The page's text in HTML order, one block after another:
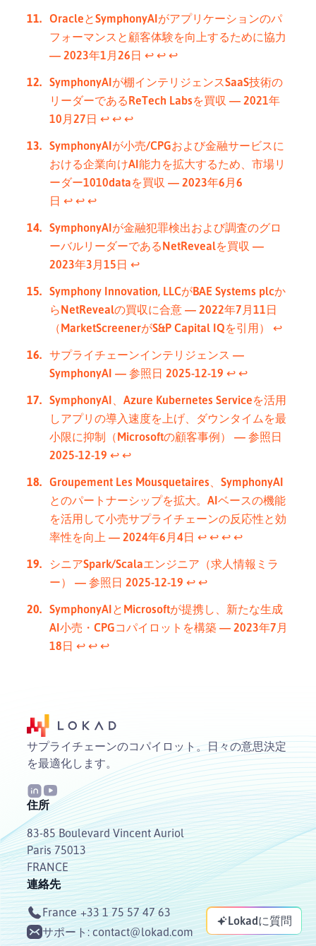
OracleとSymphonyAIがアプリケーションのパ
フォーマンスと顧客体験を向上するために協力
— 2023年1月26日 ↩︎ ↩︎ ↩︎
SymphonyAIが棚インテリジェンスSaaS技術の
リーダーであるReTech Labsを買収 — 2021年
10月27日 ↩︎ ↩︎ ↩︎
SymphonyAIが小売/CPGおよび金融サービスに
おける企業向けAI能力を拡大するため、市場リ
ーダー1010dataを買収 — 2023年6月6
日 ↩︎ ↩︎ ↩︎
SymphonyAIが金融犯罪検出および調査のグロ
ーバルリーダーであるNetRevealを買収 —
2023年3月15日 ↩︎
Symphony Innovation, LLCがBAE Systems plcか
らNetRevealの買収に合意 — 2022年7月11日
（MarketScreenerがS&P Capital IQを引用）
↩︎
サプライチェーンインテリジェンス —
SymphonyAI — 参照日 2025-12-19 ↩︎ ↩︎
SymphonyAI、Azure Kubernetes Serviceを活用
しアプリの導入速度を上げ、ダウンタイムを最
小限に抑制（Microsoftの顧客事例） — 参照日
2025-12-19 ↩︎ ↩︎
Groupement Les Mousquetaires、SymphonyAI
とのパートナーシップを拡大。AIベースの機能
を活用して小売サプライチェーンの反応性と効
率性を向上 — 2024年6月4日 ↩︎ ↩︎ ↩︎ ↩︎
シニアSpark/Scalaエンジニア（求人情報ミラ
ー） — 参照日 2025-12-19 ↩︎ ↩︎
SymphonyAIとMicrosoftが提携し、新たな生成
AI小売・CPGコパイロットを構築 — 2023年7月
18日 ↩︎ ↩︎ ↩︎
サプライチェーンのコパイロット。日々の意思決定
を最適化します。
住所
83-85 Boulevard Vincent Auriol
Paris 75013
FRANCE
連絡先
France +33 1 75 57 47 63
サポート:contact@lokad.com
Lokadに質問